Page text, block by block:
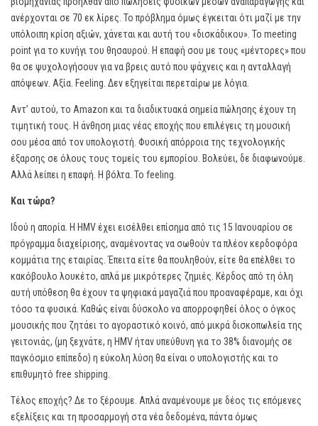
ανέρχονται σε 70 εκ λίρες. Το πρόβλημα όμως έγκειται ότι μαζί με την
υπόλοιπη κρίση αξιών, χάνεται και αυτή του «δισκάδικου». Το meeting
point για το κυνήγι του θησαυρού. Η επαφή σου με τους «μέντορες» που
θα σε ψυχολογήσουν για να βρεις αυτό που ψάχνεις και η ανταλλαγή
απόψεων. Αξία. Feeling. Δεν εξηγείται περεταίρω με λόγια.
Αντ’ αυτού, το Amazon και τα διαδικτυακά σημεία πώλησης έχουν τη
τιμητική τους. Η άνθηση μιας νέας εποχής που επιλέγεις τη μουσική
σου μέσα από τον υπολογιστή. Φυσική απόρροια της τεχνολογικής
έξαρσης σε όλους τους τομείς του εμπορίου. Βολεύει, δε διαφωνούμε.
Αλλά λείπει η επαφή. Η βόλτα. Το feeling.
Και τώρα?
Ιδού η απορία. Η HMV έχει εισέλθει επίσημα από τις 15 Ιανουαρίου σε
πρόγραμμα διαχείρισης, αναμένοντας να σωθούν τα πλέον κερδοφόρα
κομμάτια της εταιρίας. Έπειτα είτε θα πουληθούν, είτε θα επέλθει το
κακόβουλο λουκέτο, απλά με μικρότερες ζημιές. Κέρδος από τη όλη
αυτή υπόθεση θα έχουν τα ψηφιακά μαγαζιά που προαναφέραμε, και όχι
τόσο τα φυσικά. Καθώς είναι δύσκολο να απορροφηθεί όλος ο όγκος
μουσικής που ζητάει το αγοραστικό κοινό, από μικρά δισκοπωλεία της
γειτονιάς, (μη ξεχνάτε, η HMV ήταν υπεύθυνη για το 38% διανομής σε
παγκόσμιο επίπεδο) η εύκολη λύση θα είναι ο υπολογιστής και το
επιθυμητό free shipping.
Τέλος εποχής? Δε το ξέρουμε. Απλά αναμένουμε με δέος τις επόμενες
εξελίξεις και τη προσαρμογή στα νέα δεδομένα, πάντα όμως